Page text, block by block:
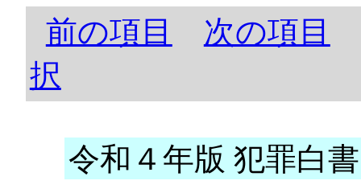
前の項目
次の項目
択
令和４年版 犯罪白